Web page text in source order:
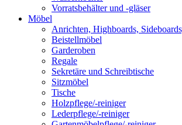
Vorratsbehälter und -gläser
Möbel
Anrichten, Highboards,
Beistellmöbel
Garderoben
Regale
Sekretäre und Schreibtische
Sitzmöbel
Tische
Holzpflege/-reiniger
Lederpflege/-reiniger